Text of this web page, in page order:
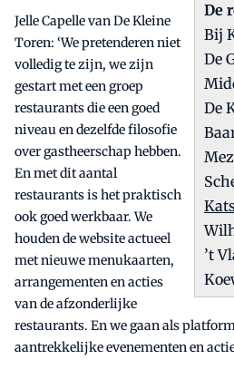
De
Bij
De
De
’t
Jelle Capelle van De Kleine
Toren: ‘We pretenderen niet
volledig te zijn, we zijn
gestart met een groep
restaurants die een goed
niveau en dezelfde filosofie
over gastheerschap hebben.
En met dit aantal
restaurants is het praktisch
ook goed werkbaar. We
houden de website actueel
met nieuwe menukaarten,
arrangementen en acties
van de afzonderlijke
restaurants. En we gaan als
aantrekkelijke evenementen en